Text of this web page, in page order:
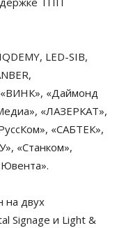
LED-SIB,
«Даймонд
«ЛАЗЕРКАТ»,
«САБТЕК»,
«Станком»,
на двух
Signage и Light &